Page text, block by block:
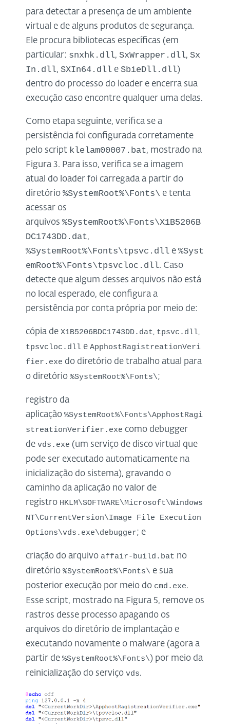
para detectar a presença de um ambiente
virtual e de alguns produtos de segurança.
Ele procura bibliotecas específicas (em
particular: snxhk.dll, SxWrapper.dll, Sx
In.dll, SXIn64.dll e SbieDll.dll)
dentro do processo do loader e encerra sua
execução caso encontre qualquer uma delas.
Como etapa seguinte, verifica se a
persistência foi configurada corretamente
pelo script klelam00007.bat, mostrado na
Figura 3. Para isso, verifica se a imagem
atual do loader foi carregada a partir do
diretório %SystemRoot%\Fonts\ e tenta
acessar os
arquivos %SystemRoot%\Fonts\X1B5206B
DC1743DD.dat,
%SystemRoot%\Fonts\tpsvc.dll e %Syst
emRoot%\Fonts\tpsvcloc.dll. Caso
detecte que algum desses arquivos não está
no local esperado, ele configura a
persistência por conta própria por meio de:
cópia de X1B5206BDC1743DD.dat, tpsvc.dll,
tpsvcloc.dll e ApphostRagistreationVeri
fier.exe do diretório de trabalho atual para
o diretório %SystemRoot%\Fonts\;
registro da
aplicação %SystemRoot%\Fonts\ApphostRagi
streationVerifier.exe como debugger
de vds.exe (um serviço de disco virtual que
pode ser executado automaticamente na
inicialização do sistema), gravando o
caminho da aplicação no valor de
registro HKLM\SOFTWARE\Microsoft\Windows
NT\CurrentVersion\Image File Execution
Options\vds.exe\debugger; e
criação do arquivo affair-build.bat no
diretório %SystemRoot%\Fonts\ e sua
posterior execução por meio do cmd.exe.
Esse script, mostrado na Figura 5, remove os
rastros desse processo apagando os
arquivos do diretório de implantação e
executando novamente o malware (agora a
partir de %SystemRoot%\Fonts\) por meio da
reinicialização do serviço vds.